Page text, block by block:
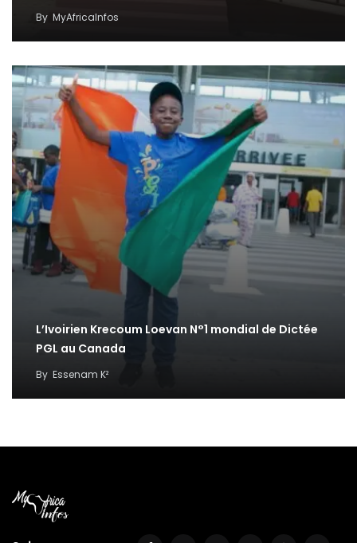
By MyAfricaInfos
L’Ivoirien Krecoum Loevan N°1 mondial de Dictée
PGL au Canada
By Essenam K²